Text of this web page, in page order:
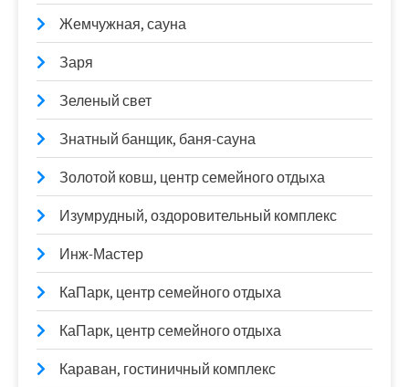
Жемчужная, сауна
Заря
Зеленый свет
Знатный банщик, баня-сауна
Золотой ковш, центр семейного отдыха
Изумрудный, оздоровительный комплекс
Инж-Мастер
КаПарк, центр семейного отдыха
КаПарк, центр семейного отдыха
Караван, гостиничный комплекс